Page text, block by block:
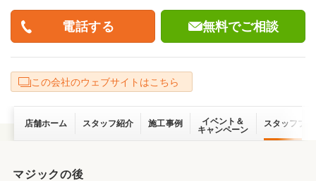
無料でご相談
この会社のウェブサイトはこちら
店舗ホーム スタッフ紹介 施工事例
イベント＆
キャンペーン
スタッフブ
マジックの後